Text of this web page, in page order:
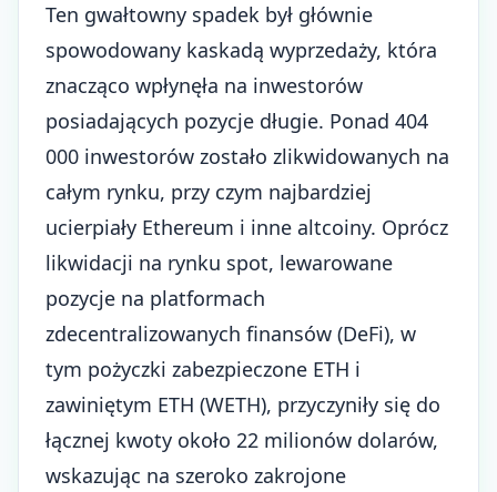
Ten gwałtowny spadek był głównie
spowodowany kaskadą wyprzedaży, która
znacząco wpłynęła na inwestorów
posiadających pozycje długie. Ponad 404
000 inwestorów zostało zlikwidowanych na
całym rynku, przy czym najbardziej
ucierpiały Ethereum i inne altcoiny. Oprócz
likwidacji na rynku spot, lewarowane
pozycje na platformach
zdecentralizowanych finansów (DeFi), w
tym pożyczki zabezpieczone ETH i
zawiniętym ETH (WETH), przyczyniły się do
łącznej kwoty około 22 milionów dolarów,
wskazując na szeroko zakrojone